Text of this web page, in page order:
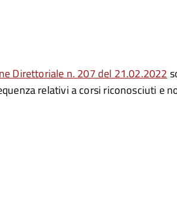
Direttoriale n. 207 del 21.02.2022
relativi a corsi riconosciuti e